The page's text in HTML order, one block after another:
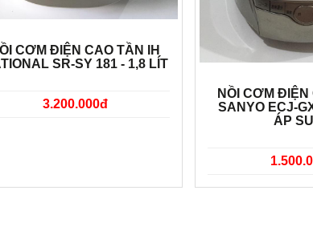
CƠM ĐIỆN CAO TẦN IH
SR-SY 181 - 1,8 LÍT
3.200.000đ
NỒI CƠM ĐIỆN
SANYO ECJ-
ÁP